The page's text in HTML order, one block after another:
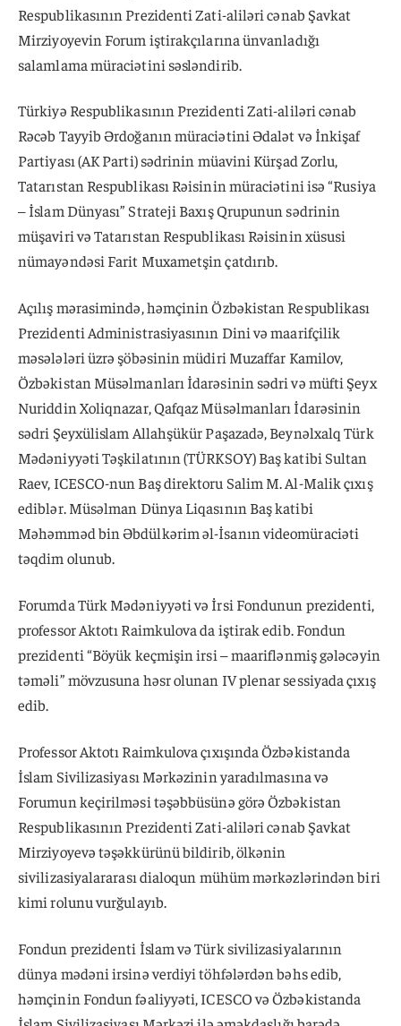
Respublikasının Prezidenti Zati-aliləri cənab Şavkat
Mirziyoyevin Forum iştirakçılarına ünvanladığı
salamlama müraciətini səsləndirib.
Türkiyə Respublikasının Prezidenti Zati-aliləri cənab
Rəcəb Tayyib Ərdoğanın müraciətini Ədalət və İnkişaf
Partiyası (AK Parti) sədrinin müavini Kürşad Zorlu,
Tatarıstan Respublikası Rəisinin müraciətini isə “Rusiya
– İslam Dünyası” Strateji Baxış Qrupunun sədrinin
müşaviri və Tatarıstan Respublikası Rəisinin xüsusi
nümayəndəsi Farit Muxametşin çatdırıb.
Açılış mərasimində, həmçinin Özbəkistan Respublikası
Prezidenti Administrasiyasının Dini və maarifçilik
məsələləri üzrə şöbəsinin müdiri Muzaffar Kamilov,
Özbəkistan Müsəlmanları İdarəsinin sədri və müfti Şeyx
Nuriddin Xoliqnazar, Qafqaz Müsəlmanları İdarəsinin
sədri Şeyxülislam Allahşükür Paşazadə, Beynəlxalq Türk
Mədəniyyəti Təşkilatının (TÜRKSOY) Baş katibi Sultan
Raev, ICESCO-nun Baş direktoru Salim M. Al-Malik çıxış
ediblər. Müsəlman Dünya Liqasının Baş katibi
Məhəmməd bin Əbdülkərim əl-İsanın videomüraciəti
təqdim olunub.
Forumda Türk Mədəniyyəti və İrsi Fondunun prezidenti,
professor Aktotı Raimkulova da iştirak edib. Fondun
prezidenti “Böyük keçmişin irsi – maariflənmiş gələcəyin
təməli” mövzusuna həsr olunan IV plenar sessiyada çıxış
edib.
Professor Aktotı Raimkulova çıxışında Özbəkistanda
İslam Sivilizasiyası Mərkəzinin yaradılmasına və
Forumun keçirilməsi təşəbbüsünə görə Özbəkistan
Respublikasının Prezidenti Zati-aliləri cənab Şavkat
Mirziyoyevə təşəkkürünü bildirib, ölkənin
sivilizasiyalararası dialoqun mühüm mərkəzlərindən biri
kimi rolunu vurğulayıb.
Fondun prezidenti İslam və Türk sivilizasiyalarının
dünya mədəni irsinə verdiyi töhfələrdən bəhs edib,
həmçinin Fondun fəaliyyəti, ICESCO və Özbəkistanda